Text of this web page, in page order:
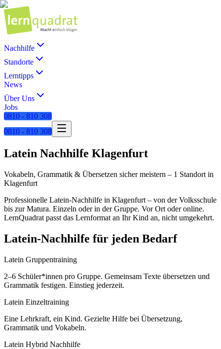
Nachhilfe
Standorte
Lerntipps
News
Über Uns
Jobs
0810 - 810 308
0810 - 810 308
Latein Nachhilfe Klagenfurt
Vokabeln, Grammatik & Übersetzen sicher meistern – 1 Standort in
Klagenfurt
Professionelle Latein-Nachhilfe in Klagenfurt – von der Volksschule
bis zur Matura. Einzeln oder in der Gruppe. Vor Ort oder online.
LernQuadrat passt das Lernformat an Ihr Kind an, nicht umgekehrt.
Latein-Nachhilfe für jeden Bedarf
Latein Gruppentraining
2–6 Schüler*innen pro Gruppe. Gemeinsam Texte übersetzen und
Grammatik festigen. Einstieg jederzeit.
Latein Einzeltraining
Eine Lehrkraft, ein Kind. Gezielte Hilfe bei Übersetzung,
Grammatik und Vokabeln.
Latein Hybrid Nachhilfe